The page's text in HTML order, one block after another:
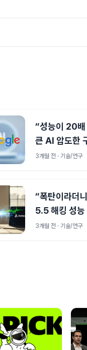
“성능이 20배
큰 AI 압도한
3개월 전 · 기술/연구
“폭탄이라더
5.5 해킹 성능
3개월 전 · 기술/연구